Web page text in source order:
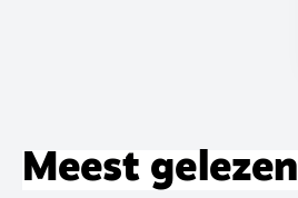
Meest gelezen